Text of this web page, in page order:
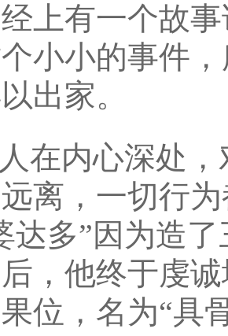
上有一个故
小小的事件
出家。
在内心深处
离，一切行
达多”因为造
，他终于虔
位，名为“具